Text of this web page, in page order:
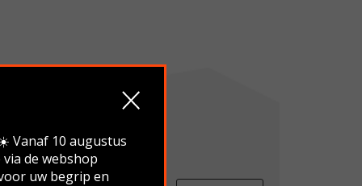
Verkocht
Vanaf 10 augustus
de webshop
uw begrip en